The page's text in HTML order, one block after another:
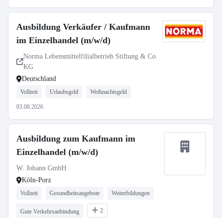
Ausbildung Verkäufer / Kaufmann
im Einzelhandel (m/w/d)
Norma Lebensmittelfilialbetrieb Stiftung & Co.
KG
Deutschland
Vollzeit Urlaubsgeld Weihnachtsgeld
03.08.2026
Ausbildung zum Kaufmann im
Einzelhandel (m/w/d)
W. Johann GmbH
Köln-Porz
Vollzeit Gesundheitsangebote Weiterbildungen
Gute Verkehrsanbindung 2